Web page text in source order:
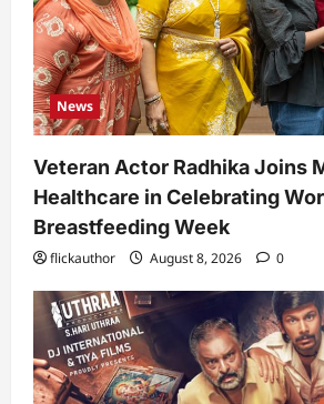
News
Veteran Actor Radhika Joins
Healthcare in Celebrating
Breastfeeding Week
flickauthor August 8, 2026 0